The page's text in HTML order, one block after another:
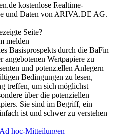
kostenlose Realtime-
und Daten von ARIVA.DE AG.
Seite?
melden
Basisprospekts durch die BaFin
Wertpapiere zu
und potenziellen Anlegern
Bedingungen zu lesen,
treffen, um sich möglichst
über die potenziellen
Sie sind im Begriff, ein
ist und schwer zu verstehen
Ad hoc-Mitteilungen